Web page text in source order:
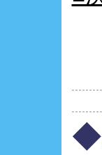
◆